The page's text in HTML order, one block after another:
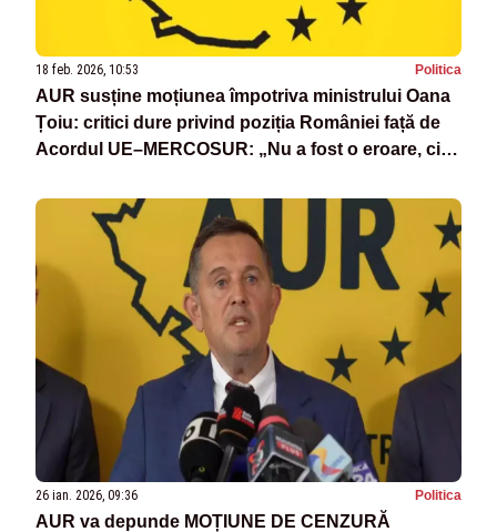
18 feb. 2026, 10:53 Politica
AUR susține moțiunea împotriva ministrului Oana
Țoiu: critici dure privind poziția României față de
Acordul UE–MERCOSUR: „Nu a fost o eroare, ci o
26 ian. 2026, 09:36 Politica
AUR va depunde MOȚIUNE DE CENZURĂ